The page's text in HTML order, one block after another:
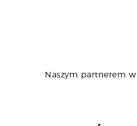
Naszym partnerem